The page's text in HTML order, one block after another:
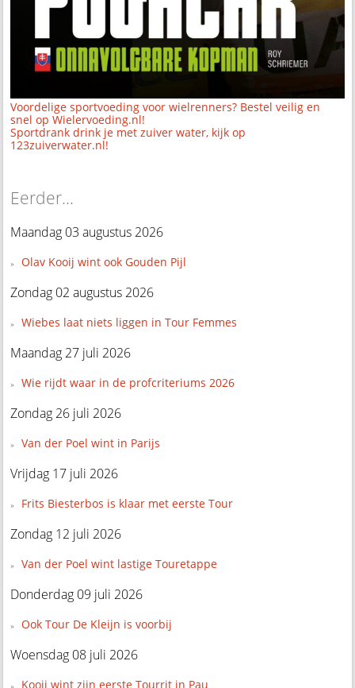
Voordelige sportvoeding voor wielrenners? Bestel veilig en
snel op Wielervoeding.nl!
Sportdrank drink je met zuiver water, kijk op
123zuiverwater.nl!
Eerder...
Maandag 03 augustus 2026
Olav Kooij wint ook Gouden Pijl
Zondag 02 augustus 2026
Wiebes laat niets liggen in Tour Femmes
Maandag 27 juli 2026
Wie rijdt waar in de profcriteriums 2026
Zondag 26 juli 2026
Van der Poel wint in Parijs
Vrijdag 17 juli 2026
Frits Biesterbos is klaar met eerste Tour
Zondag 12 juli 2026
Van der Poel wint lastige Touretappe
Donderdag 09 juli 2026
Ook Tour De Kleijn is voorbij
Woensdag 08 juli 2026
Kooij wint zijn eerste Tourrit in Pau